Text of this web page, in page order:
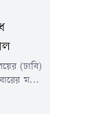
(ঢাবি)
মতো